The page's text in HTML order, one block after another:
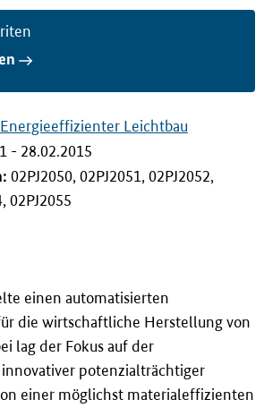
Energieeffizienter Leichtbau
- 28.02.2015
02PJ2050, 02PJ2051, 02PJ2052,
02PJ2055
einen automatisierten
die wirtschaftliche Herstellung von
lag der Fokus auf der
potenzialträchtiger
einer möglichst materialeffizienten